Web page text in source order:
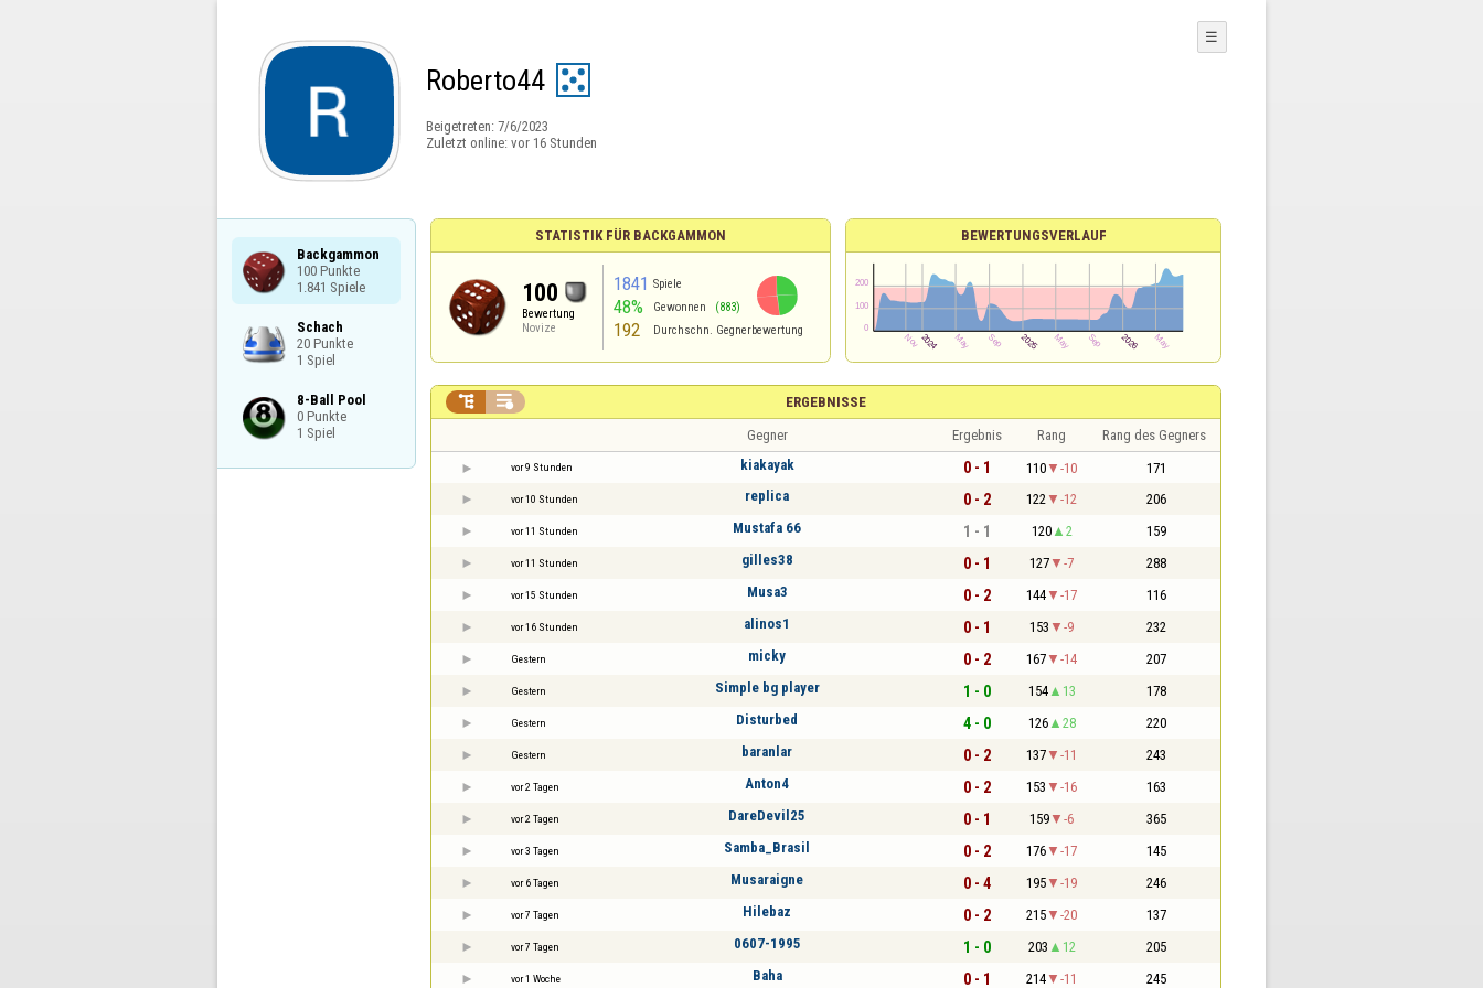
Roberto44
Beigetreten: 7/6/2023
Zuletzt online: vor 16 Stunden
☰
Backgammon
100 Punkte
1.841 Spiele
Schach
20 Punkte
1 Spiel
8-Ball Pool
0 Punkte
1 Spiel
STATISTIK FÜR BACKGAMMON
100
Bewertung
Novize
1841 Spiele
48% Gewonnen (883)
192 Durchschn. Gegnerbewertung
BEWERTUNGSVERLAUF
ERGEBNISSE
 
Gegner Ergebnis Rang Rang des Gegners
vor 9 Stunden kiakayak 0 - 1 110 -10 171
vor 10 Stunden replica 0 - 2 122 -12 206
vor 11 Stunden Mustafa 66 1 - 1 120 2 159
vor 11 Stunden gilles38 0 - 1 127 -7 288
vor 15 Stunden Musa3 0 - 2 144 -17 116
vor 16 Stunden alinos1 0 - 1 153 -9 232
Gestern micky 0 - 2 167 -14 207
Gestern Simple bg player 1 - 0 154 13 178
Gestern Disturbed 4 - 0 126 28 220
Gestern baranlar 0 - 2 137 -11 243
vor 2 Tagen Anton4 0 - 2 153 -16 163
vor 2 Tagen DareDevil25 0 - 1 159 -6 365
vor 3 Tagen Samba_Brasil 0 - 2 176 -17 145
vor 6 Tagen Musaraigne 0 - 4 195 -19 246
vor 7 Tagen Hilebaz 0 - 2 215 -20 137
vor 7 Tagen 0607-1995 1 - 0 203 12 205
vor 1 Woche Baha 0 - 1 214 -11 245